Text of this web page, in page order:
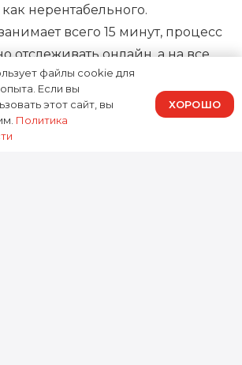
нерентабельного.
всего 15 минут, процесс
отслеживать онлайн, а на все
зафиксированную в
подтверждая нашу
за результат.
файлы cookie для
Если вы
этот сайт, вы
Политика
ХОРОШО